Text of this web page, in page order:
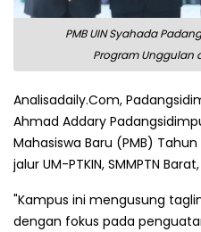
PMB UIN Syahada
Program Unggulan
Analisadaily.Com,
Ahmad Addary
Mahasiswa Baru (PMB)
jalur UM-PTKIN, SMMPTN
"Kampus ini mengusung
dengan fokus pada